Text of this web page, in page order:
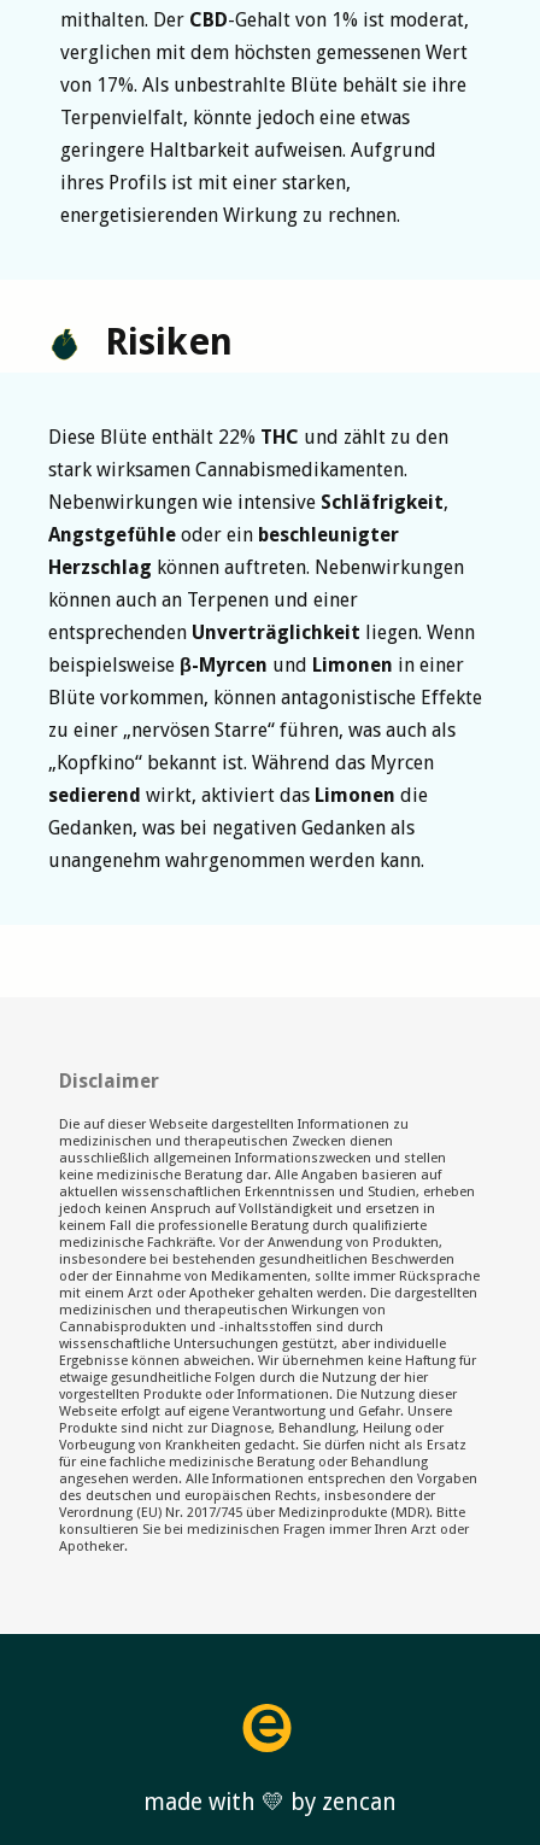
mithalten. Der CBD-Gehalt von 1% ist moderat,
verglichen mit dem höchsten gemessenen Wert
von 17%. Als unbestrahlte Blüte behält sie ihre
Terpenvielfalt, könnte jedoch eine etwas
geringere Haltbarkeit aufweisen. Aufgrund
ihres Profils ist mit einer starken,
energetisierenden Wirkung zu rechnen.
Risiken
Diese Blüte enthält 22% THC und zählt zu den
stark wirksamen Cannabismedikamenten.
Nebenwirkungen wie intensive Schläfrigkeit,
Angstgefühle oder ein beschleunigter
Herzschlag können auftreten. Nebenwirkungen
können auch an Terpenen und einer
entsprechenden Unverträglichkeit liegen. Wenn
beispielsweise β-Myrcen und Limonen in einer
Blüte vorkommen, können antagonistische Effekte
zu einer „nervösen Starre“ führen, was auch als
„Kopfkino“ bekannt ist. Während das Myrcen
sedierend wirkt, aktiviert das Limonen die
Gedanken, was bei negativen Gedanken als
unangenehm wahrgenommen werden kann.
Disclaimer
Die auf dieser Webseite dargestellten Informationen zu
medizinischen und therapeutischen Zwecken dienen
ausschließlich allgemeinen Informationszwecken und stellen
keine medizinische Beratung dar. Alle Angaben basieren auf
aktuellen wissenschaftlichen Erkenntnissen und Studien, erheben
jedoch keinen Anspruch auf Vollständigkeit und ersetzen in
keinem Fall die professionelle Beratung durch qualifizierte
medizinische Fachkräfte. Vor der Anwendung von Produkten,
insbesondere bei bestehenden gesundheitlichen Beschwerden
oder der Einnahme von Medikamenten, sollte immer Rücksprache
mit einem Arzt oder Apotheker gehalten werden. Die dargestellten
medizinischen und therapeutischen Wirkungen von
Cannabisprodukten und -inhaltsstoffen sind durch
wissenschaftliche Untersuchungen gestützt, aber individuelle
Ergebnisse können abweichen. Wir übernehmen keine Haftung für
etwaige gesundheitliche Folgen durch die Nutzung der hier
vorgestellten Produkte oder Informationen. Die Nutzung dieser
Webseite erfolgt auf eigene Verantwortung und Gefahr. Unsere
Produkte sind nicht zur Diagnose, Behandlung, Heilung oder
Vorbeugung von Krankheiten gedacht. Sie dürfen nicht als Ersatz
für eine fachliche medizinische Beratung oder Behandlung
angesehen werden. Alle Informationen entsprechen den Vorgaben
des deutschen und europäischen Rechts, insbesondere der
Verordnung (EU) Nr. 2017/745 über Medizinprodukte (MDR). Bitte
konsultieren Sie bei medizinischen Fragen immer Ihren Arzt oder
Apotheker.
made with 💛 by zencan